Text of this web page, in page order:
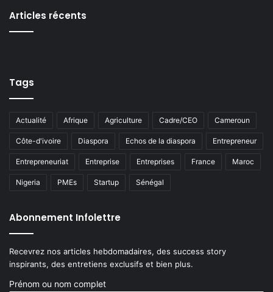
Articles récents
Tags
Actualité Afrique Agriculture Cadre/CEO Cameroun
Côte-d'ivoire Diaspora Echos de la diaspora Entrepreneur
Entrepreneuriat Entreprise Entreprises France Maroc
Nigeria PMEs Startup Sénégal
Abonnement Infolettre
Recevrez nos articles hebdomadaires, des success story
inspirants, des entretiens exclusifs et bien plus.
Prénom ou nom complet